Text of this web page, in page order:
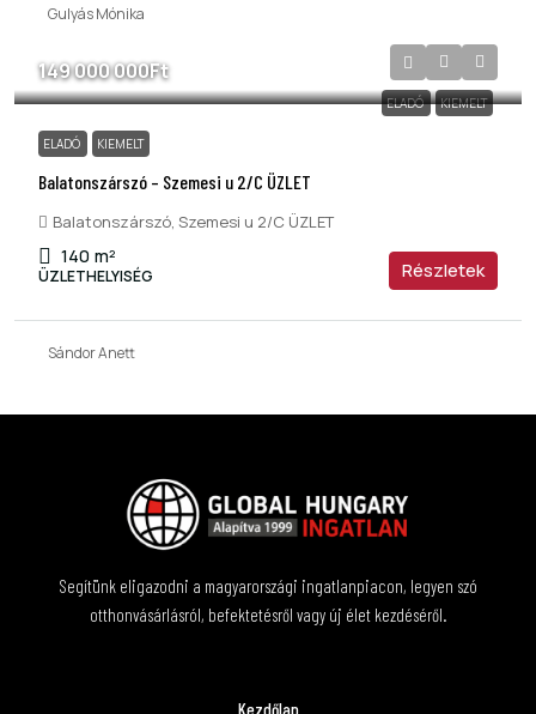
Gulyás Mónika
ELADÓ KIEMELT
149 000 000Ft
ELADÓ KIEMELT
Balatonszárszó – Szemesi u 2/C ÜZLET
Balatonszárszó, Szemesi u 2/C ÜZLET
140 m²
ÜZLETHELYISÉG Részletek
Sándor Anett
Segítünk eligazodni a magyarországi ingatlanpiacon, legyen szó
otthonvásárlásról, befektetésről vagy új élet kezdéséről.
Kezdőlap